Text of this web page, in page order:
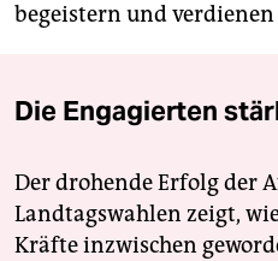
begeistern und
Die Engagierten
Der drohende Erfolg der
Landtagswahlen zeigt,
Kräfte inzwischen